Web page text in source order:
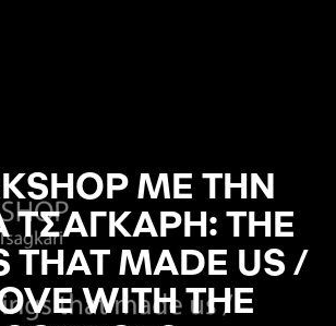
ΜΕ ΤΗΝ
ΤΣΑΓΚΑΡΗ: THE
THAT MADE US /
WITH THE